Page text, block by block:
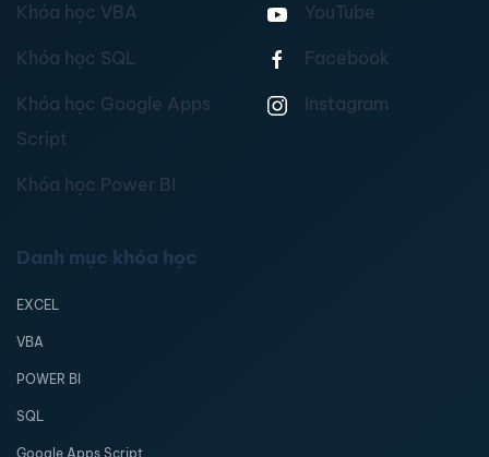
Khóa học VBA
Khóa học SQL
Khóa học Google Apps
Script
Khóa học Power BI
YouTube
Facebook
Instagram
Danh mục khóa học
EXCEL
VBA
POWER BI
SQL
Google Apps Script